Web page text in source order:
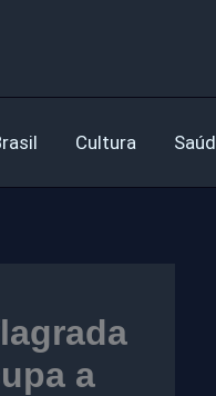
Cultura
a